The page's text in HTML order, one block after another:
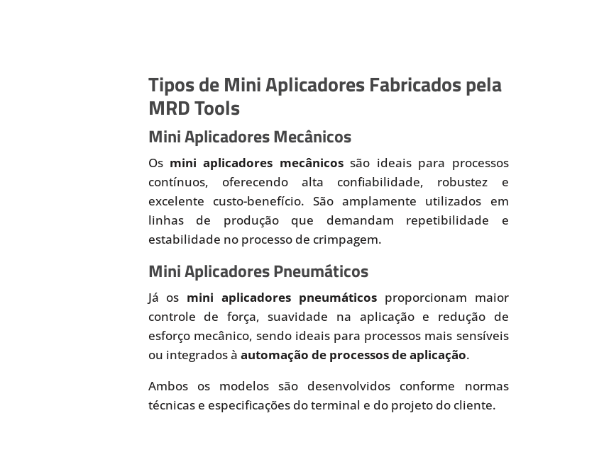
Tipos de Mini Aplicadores Fabricados pela
MRD Tools
Mini Aplicadores Mecânicos
Os mini aplicadores mecânicossão ideais para processos
contínuos, oferecendo alta confiabilidade, robustez e
excelente custo-benefício. São amplamente utilizados em
linhas de produção que demandam repetibilidade e
estabilidade no processo de crimpagem.
Mini Aplicadores Pneumáticos
Já os mini aplicadores pneumáticosproporcionam maior
controle de força, suavidade na aplicação e redução de
esforço mecânico, sendo ideais para processos mais sensíveis
ou integrados à automação de processos de aplicação.
Ambos os modelos são desenvolvidos conforme normas
técnicas e especificações do terminal e do projeto do cliente.